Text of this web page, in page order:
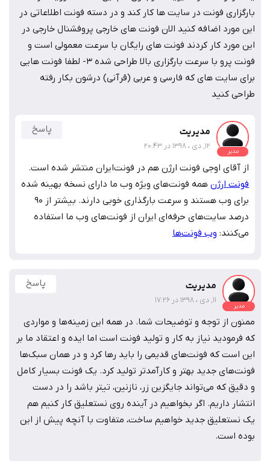
بارگزاری فونت در سایت ها کار کند و در دسته فونت اطلاعاتی در
این مورد اضافه کنید الان فونت های خارجی پروفشنال خارجی در
این مورد کار کردند فونت های رایگان با سرعت معمولی است و
فونت پرو با سرعت بارگزاری بالا طراحی شده 3- لطفا فونت هایی
برای سایت های که فارسی و عربی (قرآنی) درشون بکار رفته
طراحی کنید
مدیر
مدیریت
12, دی ، 1398 در 20:43
پاسخ
از آقای اوجی فونت ارژن هم در فونت‌ایران منتشر شده است.
فونت ارژن همه فونت‌های ویژه وب ما دارای نسخه بهینه شده
برای وب هستند و سرعت بارگذاری خوبی دارند. بیشتر از ۹۰
درصد سایت‌های حرفه‌ای ایران از فونت‌های وب ما استفاده
می‌کنند: وب فونت‌ها
مدیر
مدیریت
11, دی ، 1398 در 17:26
پاسخ
ممنون از توجه و توضیحات شما. در همه این زمینه‌ها و مواردی
که فرمودید نیاز به کار و تولید فونت است اما ایده و اعتقاد ما بر
این است که فونت‌های قدیمی را باید رها کرد و در همان سبک‌ها
فونت‌های جدید بهتر و کارآمدتر تولید کرد. یک فونت بسیار کامل
و دقیق که می‌تواند جایگزین زر، نازنین، تیتر باشد را در دست
انتشار داریم. اگر بخواهیم در آینده روی نستعلیق کار کنیم هم
یک نستعلیق جدید خواهیم ساخت، متفاوت با آنچه پیش از این
بوده است.